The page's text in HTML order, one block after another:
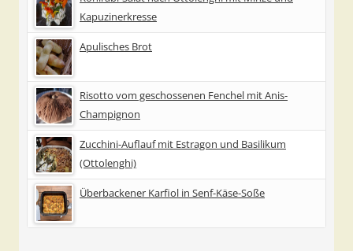
Kapuzinerkresse
Apulisches Brot
Risotto vom geschossenen Fenchel mit Anis-
Champignon
Zucchini-Auflauf mit Estragon und Basilikum
(Ottolenghi)
Überbackener Karfiol in Senf-Käse-Soße